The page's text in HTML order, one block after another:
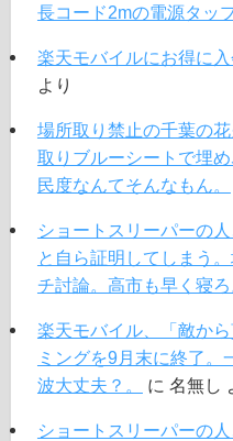
長コード2mの電源タッ
楽天モバイルにお得に入
より
場所取り禁止の千葉の
取りブルーシートで埋
民度なんてそんなもん。
ショートスリーパーの
と自ら証明してしまう
チ討論。高市も早く寝ろ
楽天モバイル、「敵か
ミングを9月末に終了。
波大丈夫？。
に 名無し
ショートスリーパーの